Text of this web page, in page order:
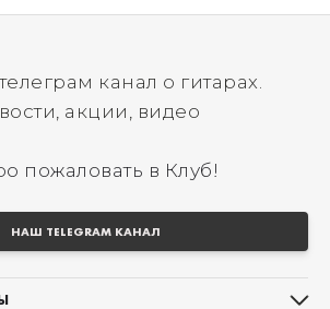
канал о гитарах.
акции, видео
пожаловать в Клуб!
НАШ TELEGRAM КАНАЛ